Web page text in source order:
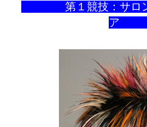
第１競技：サロン